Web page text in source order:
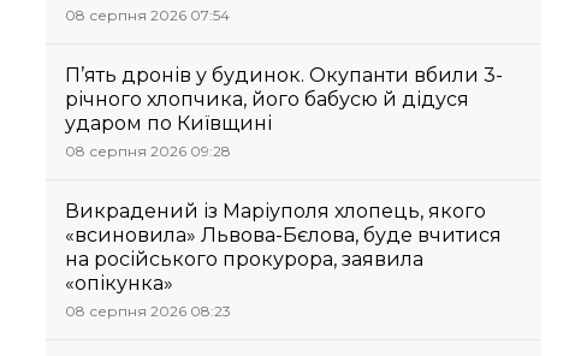
08 серпня 2026 07:54
П’ять дронів у будинок. Окупанти вбили 3-
річного хлопчика, його бабусю й дідуся
ударом по Київщині
08 серпня 2026 09:28
Викрадений із Маріуполя хлопець, якого
«всиновила» Львова-Бєлова, буде вчитися
на російського прокурора, заявила
«опікунка»
08 серпня 2026 08:23